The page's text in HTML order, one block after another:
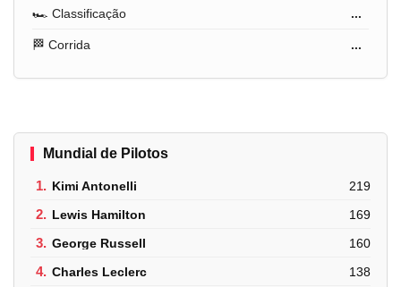
🏎️ Classificação ...
🏁 Corrida ...
Mundial de Pilotos
1. Kimi Antonelli 219
2. Lewis Hamilton 169
3. George Russell 160
4. Charles Leclerc 138